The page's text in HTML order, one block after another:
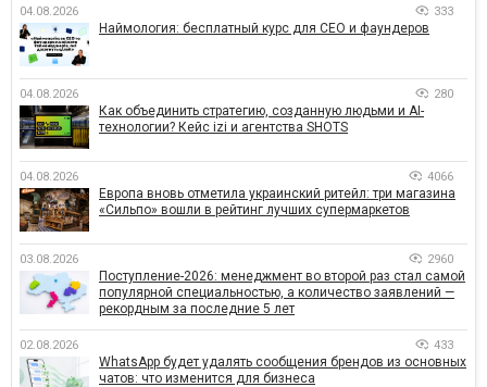
04.08.2026 333
Наймология: бесплатный курс для CEO и фаундеров
04.08.2026 280
Как объединить стратегию, созданную людьми и AI-
технологии? Кейс izi и агентства SHOTS
04.08.2026 4066
Европа вновь отметила украинский ритейл: три магазина
«Сильпо» вошли в рейтинг лучших супермаркетов
03.08.2026 2960
Поступление-2026: менеджмент во второй раз стал самой
популярной специальностью, а количество заявлений —
рекордным за последние 5 лет
02.08.2026 433
WhatsApp будет удалять сообщения брендов из основных
чатов: что изменится для бизнеса